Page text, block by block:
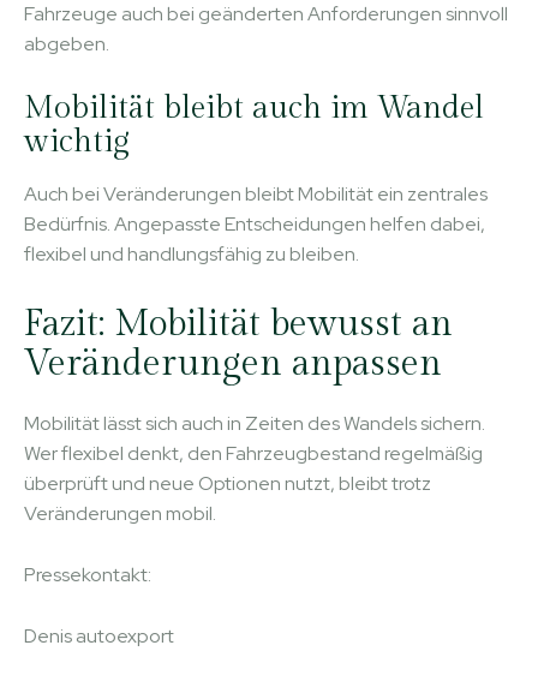
Fahrzeuge auch bei geänderten Anforderungen sinnvoll
abgeben.
Mobilität bleibt auch im Wandel
wichtig
Auch bei Veränderungen bleibt Mobilität ein zentrales
Bedürfnis. Angepasste Entscheidungen helfen dabei,
flexibel und handlungsfähig zu bleiben.
Fazit: Mobilität bewusst an
Veränderungen anpassen
Mobilität lässt sich auch in Zeiten des Wandels sichern.
Wer flexibel denkt, den Fahrzeugbestand regelmäßig
überprüft und neue Optionen nutzt, bleibt trotz
Veränderungen mobil.
Pressekontakt:
Denis autoexport